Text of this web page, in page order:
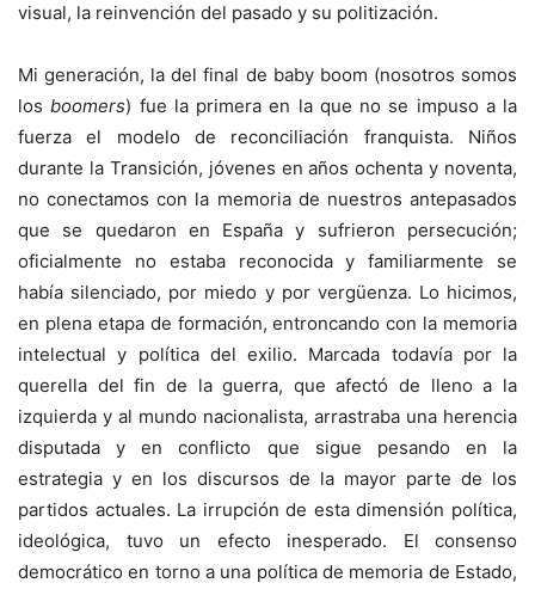
visual, la reinvención del pasado y su politización.
Mi generación, la del final de baby boom (nosotros somos
losboomers) fue la primera en la que no se impuso a la
fuerza el modelo de reconciliación franquista. Niños
durante la Transición, jóvenes en años ochenta y noventa,
no conectamos con la memoria de nuestros antepasados
que se quedaron en España y sufrieron persecución;
oficialmente no estaba reconocida y familiarmente se
había silenciado, por miedo y por vergüenza. Lo hicimos,
en plena etapa de formación, entroncando con la memoria
intelectual y política del exilio. Marcada todavía por la
querella del fin de la guerra, que afectó de lleno a la
izquierda y al mundo nacionalista, arrastraba una herencia
disputada y en conflicto que sigue pesando en la
estrategia y en los discursos de la mayor parte de los
partidos actuales. La irrupción de esta dimensión política,
ideológica, tuvo un efecto inesperado. El consenso
democrático en torno a una política de memoria de Estado,